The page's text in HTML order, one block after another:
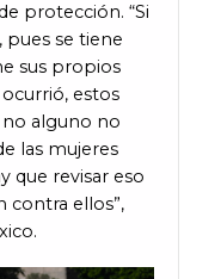
protección. “Si
pues se tiene
sus propios
estos
alguno no
las mujeres
que revisar eso
ellos”,